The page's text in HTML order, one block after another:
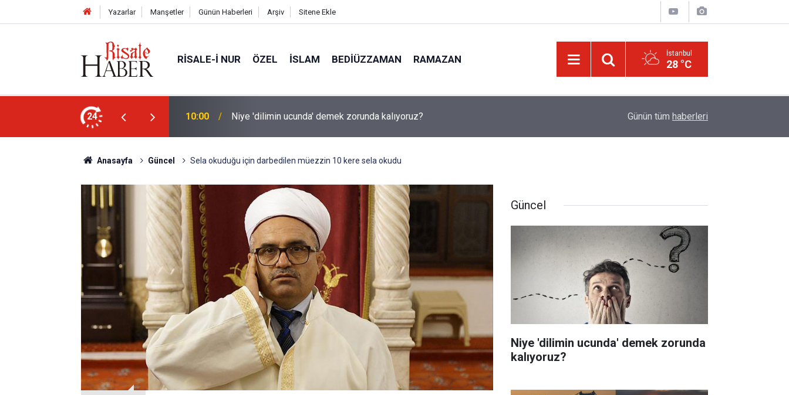
Yazarlar Manşetler Günün Haberleri Arşiv Sitene Ekle
RISALE-I NUR ÖZEL İSLAM BEDIÜZZAMAN RAMAZAN İstanbul
28 °C
24
Zübeyir Gündüzalp yöntemi 10:00 Niye 'dilimin ucunda' demek zorunda kalıyoruz? Okullarında yapay zeka ile kopyaya karşı
Günün tüm haberleri
Anasayfa Güncel Sela okuduğu için darbedilen müezzin 10 kere sela okudu
Güncel
Niye 'dilimin ucunda' demek zorunda
kalıyoruz?